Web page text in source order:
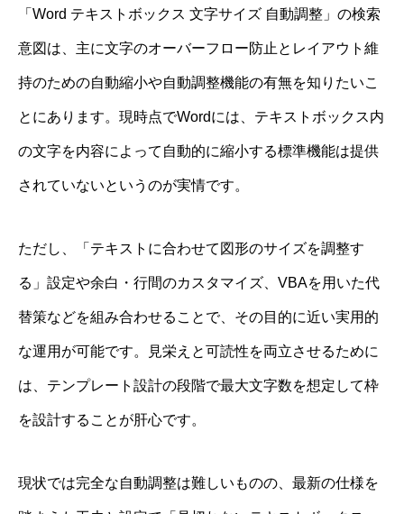
「Word テキストボックス 文字サイズ 自動調整」の検索
意図は、主に文字のオーバーフロー防止とレイアウト維
持のための自動縮小や自動調整機能の有無を知りたいこ
とにあります。現時点でWordには、テキストボックス内
の文字を内容によって自動的に縮小する標準機能は提供
されていないというのが実情です。
ただし、「テキストに合わせて図形のサイズを調整す
る」設定や余白・行間のカスタマイズ、VBAを用いた代
替策などを組み合わせることで、その目的に近い実用的
な運用が可能です。見栄えと可読性を両立させるために
は、テンプレート設計の段階で最大文字数を想定して枠
を設計することが肝心です。
現状では完全な自動調整は難しいものの、最新の仕様を